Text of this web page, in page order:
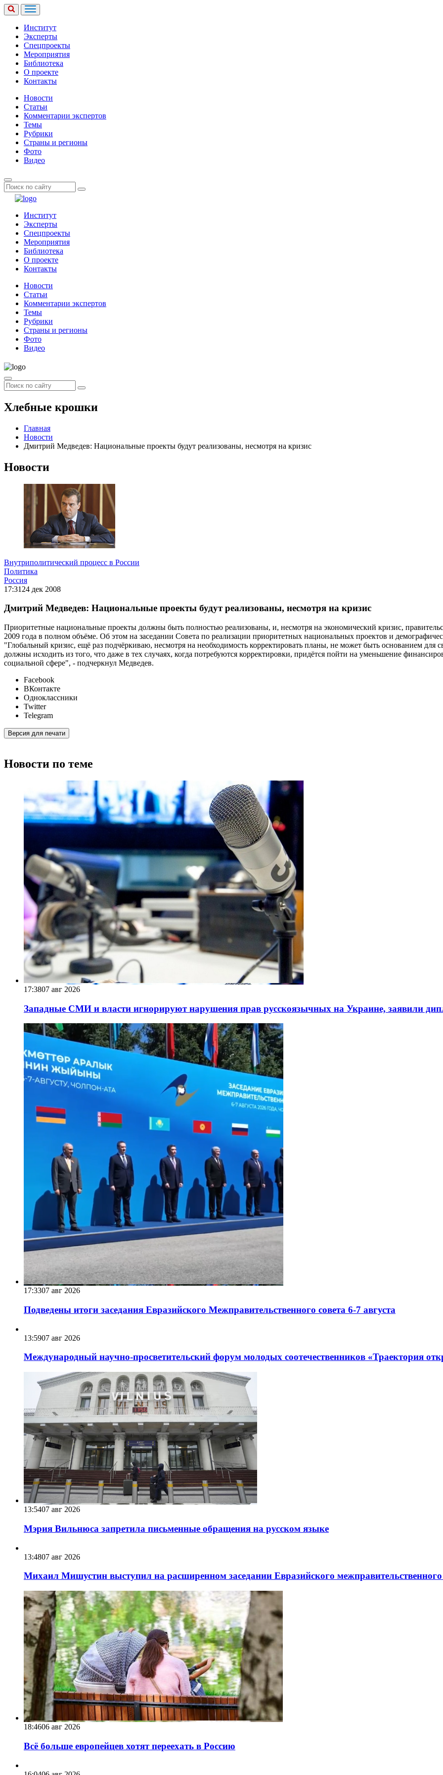
Институт
Эксперты
Спецпроекты
Мероприятия
Библиотека
О проекте
Контакты
Новости
Статьи
Комментарии экспертов
Темы
Рубрики
Страны и регионы
Фото
Видео
Институт
Эксперты
Спецпроекты
Мероприятия
Библиотека
О проекте
Контакты
Новости
Статьи
Комментарии экспертов
Темы
Рубрики
Страны и регионы
Фото
Видео
Хлебные крошки
Главная
Новости
Дмитрий Медведев: Национальные проекты будут реализованы, несмотря на кризис
Новости
Внутриполитический процесс в России
Политика
Россия
17:31 24 дек 2008
Дмитрий Медведев: Национальные проекты будут реализованы, несмотря на кризис
Приоритетные национальные проекты должны быть полностью реализованы, и, несмотря на экономический кризис,
2009 года в полном объёме. Об этом на заседании Совета по реализации приоритетных национальных проектов и
"Глобальный кризис, ещё раз подчёркиваю, несмотря на необходимость корректировать планы, не может быть основанием
должны исходить из того, что даже в тех случаях, когда потребуются корректировки, придётся пойти на уменьшение
социальной сфере", - подчеркнул Медведев.
Facebook
ВКонтакте
Одноклассники
Twitter
Telegram
Версия для печати
Новости по теме
17:3807 авг 2026
Западные СМИ и власти игнорируют нарушения прав русскоязычных на Украине, заявили
17:3307 авг 2026
Подведены итоги заседания Евразийского Межправительственного совета 6-7 августа
13:5907 авг 2026
Международный научно-просветительский форум молодых соотечественников «Траектория
13:5407 авг 2026
Мэрия Вильнюса запретила письменные обращения на русском языке
13:4807 авг 2026
Михаил Мишустин выступил на расширенном заседании Евразийского
18:4606 авг 2026
Всё больше европейцев хотят переехать в Россию